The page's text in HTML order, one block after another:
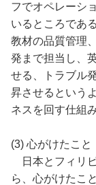
フでオペレーシ
いるところであ
教材の品質管理
発まで担当し、
せる、トラブル
昇させるという
ネスを回す仕組
(3) 心がけたこと
日本とフィリ
ら、心がけたこ